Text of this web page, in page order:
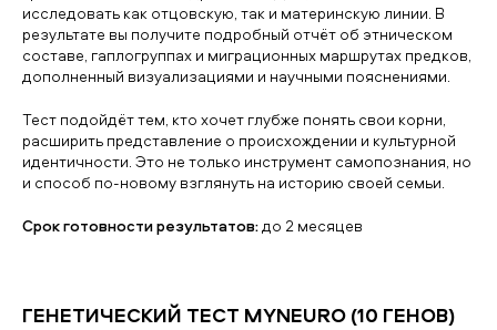
исследовать как отцовскую, так и материнскую линии. В
результате вы получите подробный отчёт об этническом
составе, гаплогруппах и миграционных маршрутах предков,
дополненный визуализациями и научными пояснениями.
Тест подойдёт тем, кто хочет глубже понять свои корни,
расширить представление о происхождении и культурной
идентичности. Это не только инструмент самопознания, но
и способ по-новому взглянуть на историю своей семьи.
Срок готовности результатов:до 2 месяцев
ГЕНЕТИЧЕСКИЙ ТЕСТ MYNEURO (10 ГЕНОВ)